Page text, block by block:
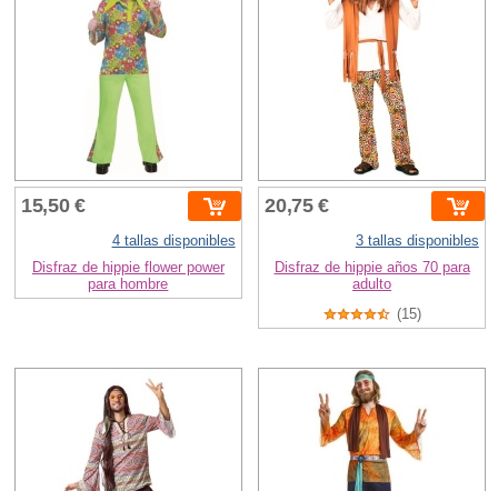
15,50 €
4 tallas disponibles
Disfraz de hippie flower power
para hombre
20,75 €
3 tallas disponibles
Disfraz de hippie años 70 para
adulto
(15)